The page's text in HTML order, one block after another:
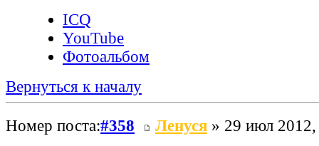
ICQ
YouTube
Фотоальбом
Вернуться к началу
Номер поста:#358 Ленуся » 29 июл